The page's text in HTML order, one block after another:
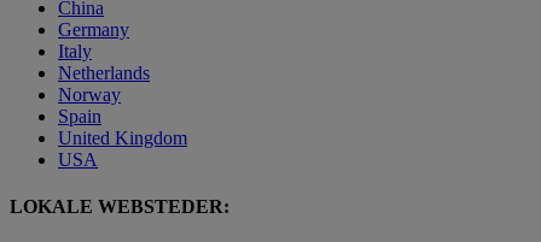
China
Germany
Italy
Netherlands
Norway
Spain
United Kingdom
USA
LOKALE WEBSTEDER: